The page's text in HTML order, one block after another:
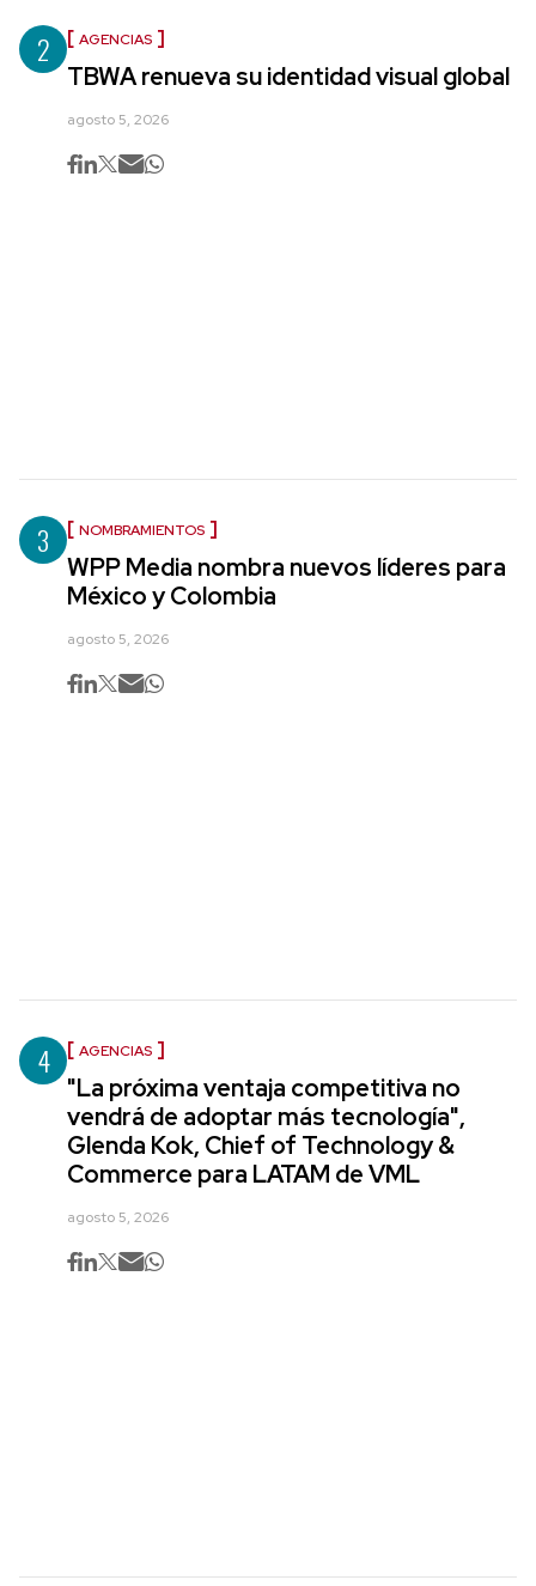
2 AGENCIAS
TBWA renueva su identidad visual global
agosto 5, 2026
3 NOMBRAMIENTOS
WPP Media nombra nuevos líderes para
México y Colombia
agosto 5, 2026
4 AGENCIAS
"La próxima ventaja competitiva no
vendrá de adoptar más tecnología",
Glenda Kok, Chief of Technology &
Commerce para LATAM de VML
agosto 5, 2026